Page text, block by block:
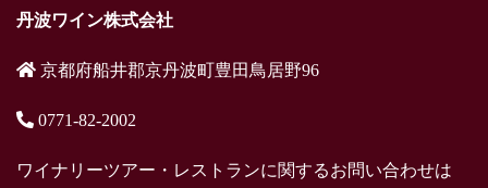
丹波ワイン株式会社
京都府船井郡京丹波町豊田鳥居野96
0771-82-2002
ワイナリーツアー・レストランに関するお問い合わせは